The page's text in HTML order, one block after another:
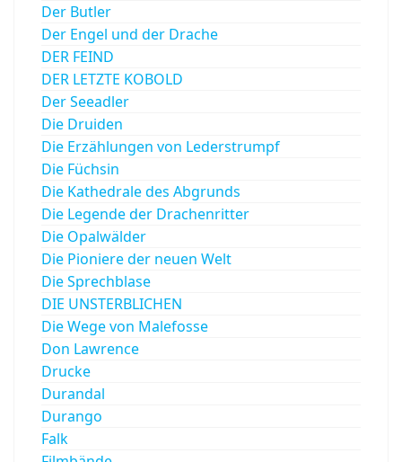
Der Butler
Der Engel und der Drache
DER FEIND
DER LETZTE KOBOLD
Der Seeadler
Die Druiden
Die Erzählungen von Lederstrumpf
Die Füchsin
Die Kathedrale des Abgrunds
Die Legende der Drachenritter
Die Opalwälder
Die Pioniere der neuen Welt
Die Sprechblase
DIE UNSTERBLICHEN
Die Wege von Malefosse
Don Lawrence
Drucke
Durandal
Durango
Falk